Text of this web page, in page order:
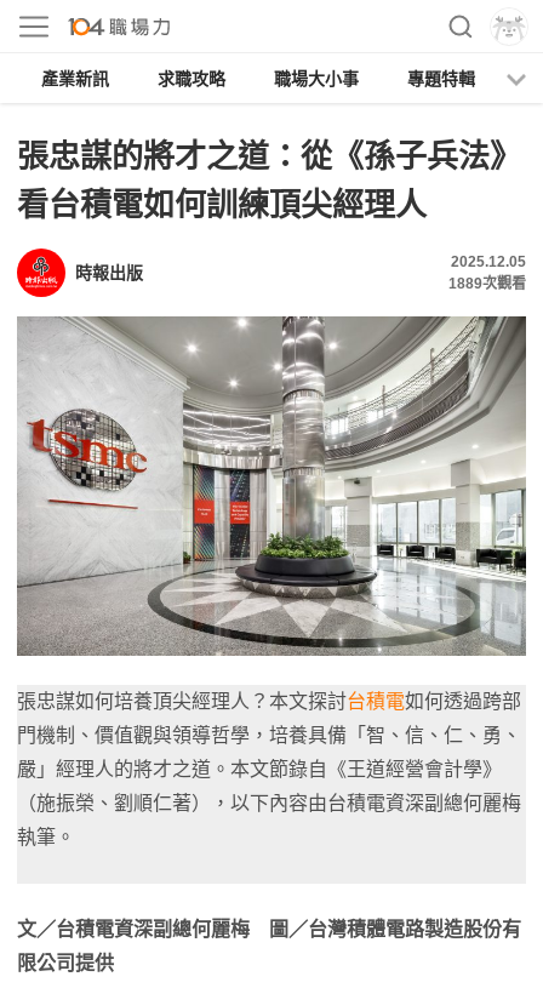
產業新訊 求職攻略 職場大小事 專題特輯
張忠謀的將才之道：從《孫子兵法》
看台積電如何訓練頂尖經理人
時報出版
2025.12.05
1889次觀看
張忠謀如何培養頂尖經理人？本文探討台積電如何透過跨部
門機制、價值觀與領導哲學，培養具備「智、信、仁、勇、
嚴」經理人的將才之道。本文節錄自《王道經營會計學》
（施振榮、劉順仁著），以下內容由台積電資深副總何麗梅
執筆。
文／台積電資深副總何麗梅 圖／台灣積體電路製造股份有
限公司提供